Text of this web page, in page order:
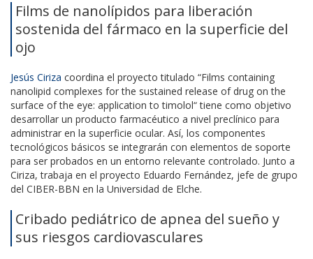
Films de nanolípidos para liberación
sostenida del fármaco en la superficie del
ojo
Jesús Ciriza coordina el proyecto titulado “Films containing
nanolipid complexes for the sustained release of drug on the
surface of the eye: application to timolol“ tiene como objetivo
desarrollar un producto farmacéutico a nivel preclínico para
administrar en la superficie ocular. Así, los componentes
tecnológicos básicos se integrarán con elementos de soporte
para ser probados en un entorno relevante controlado. Junto a
Ciriza, trabaja en el proyecto Eduardo Fernández, jefe de grupo
del CIBER-BBN en la Universidad de Elche.
Cribado pediátrico de apnea del sueño y
sus riesgos cardiovasculares